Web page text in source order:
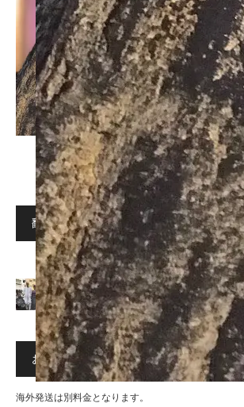
翻訳 Translation
Vol.10 ソウダルア 出張料理人
お買上1万円以上送料無料！
海外発送は別料金となります。